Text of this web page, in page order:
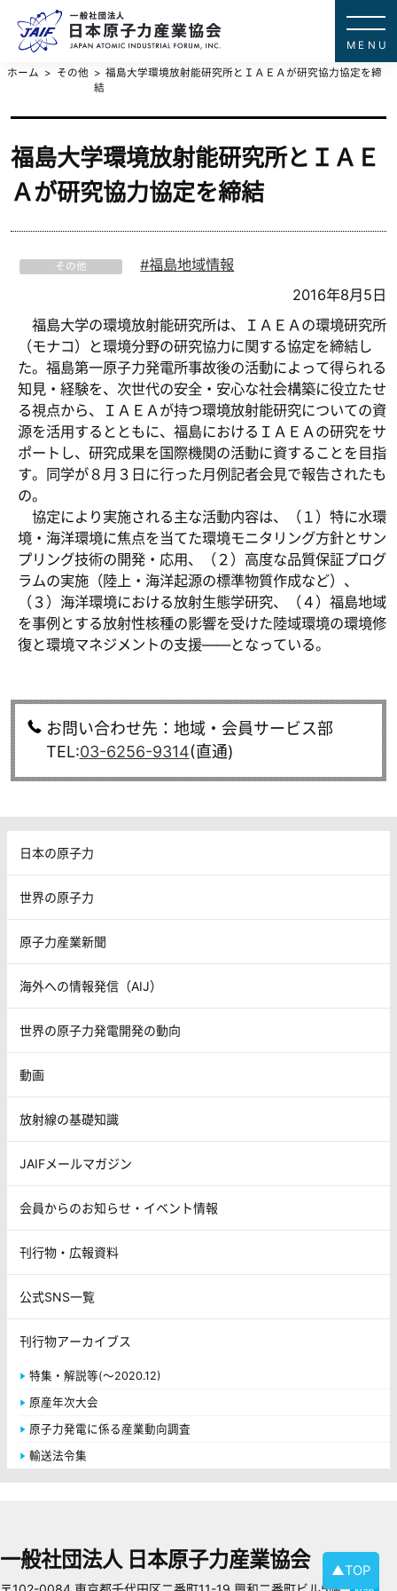
ホーム その他
福島大学環境放射能研究所とＩＡＥＡが研究協力協定を締
結
福島大学環境放射能研究所とＩＡＥ
Ａが研究協力協定を締結
その他
福島地域情報
2016年8月5日
福島大学の環境放射能研究所は、ＩＡＥＡの環境研究所
（モナコ）と環境分野の研究協力に関する協定を締結し
た。福島第一原子力発電所事故後の活動によって得られる
知見・経験を、次世代の安全・安心な社会構築に役立たせ
る視点から、ＩＡＥＡが持つ環境放射能研究についての資
源を活用するとともに、福島におけるＩＡＥＡの研究をサ
ポートし、研究成果を国際機関の活動に資することを目指
す。同学が８月３日に行った月例記者会見で報告されたも
の。
協定により実施される主な活動内容は、（１）特に水環
境・海洋環境に焦点を当てた環境モニタリング方針とサン
プリング技術の開発・応用、（２）高度な品質保証プログ
ラムの実施（陸上・海洋起源の標準物質作成など）、
（３）海洋環境における放射生態学研究、（４）福島地域
を事例とする放射性核種の影響を受けた陸域環境の環境修
復と環境マネジメントの支援――となっている。
お問い合わせ先：地域・会員サービス部
TEL:03-6256-9314(直通)
日本の原子力
世界の原子力
原子力産業新聞
海外への情報発信（AIJ）
世界の原子力発電開発の動向
動画
放射線の基礎知識
JAIFメールマガジン
会員からのお知らせ・イベント情報
刊行物・広報資料
公式SNS一覧
刊行物アーカイブス
特集・解説等(～2020.12)
原産年次大会
原子力発電に係る産業動向調査
輸送法令集
▲TOP
一般社団法人 日本原子力産業協会